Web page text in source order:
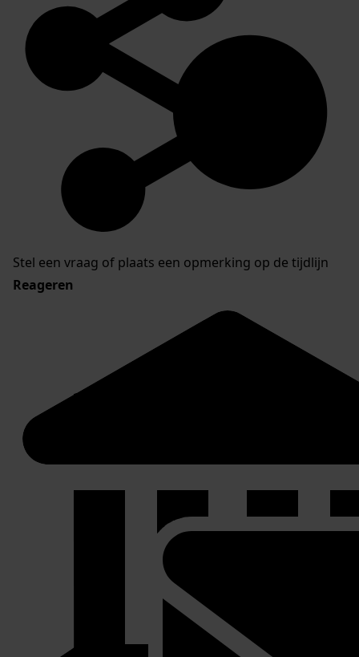
Stel een vraag of plaats een opmerking op de tijdlijn
Reageren